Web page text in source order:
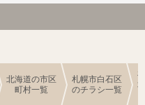
北海道の市区
町村一覧
札幌市白石区
のチラシ一覧